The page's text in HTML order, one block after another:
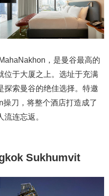
，是曼谷最高的
位于大厦之上。选址于充满
探索曼谷的绝佳选择。特邀
刀，将整个酒店打造成了
连忘返。
Sukhumvit